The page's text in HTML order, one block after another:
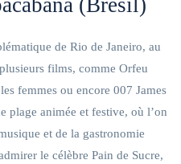
de Rio de Janeiro, au
films, comme Orfeu
femmes ou encore 007 James
plage animée et festive, où l’on
et de la gastronomie
le célèbre Pain de Sucre,